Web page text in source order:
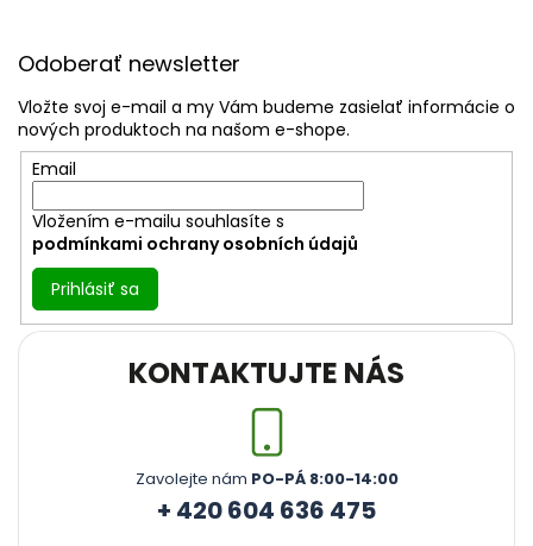
Odoberať newsletter
Vložte svoj e-mail a my Vám budeme zasielať informácie o
nových produktoch na našom e-shope.
Email
Vložením e-mailu souhlasíte s
podmínkami ochrany osobních údajů
Prihlásiť sa
KONTAKTUJTE NÁS
Zavolejte nám PO-PÁ 8:00-14:00
+ 420 604 636 475